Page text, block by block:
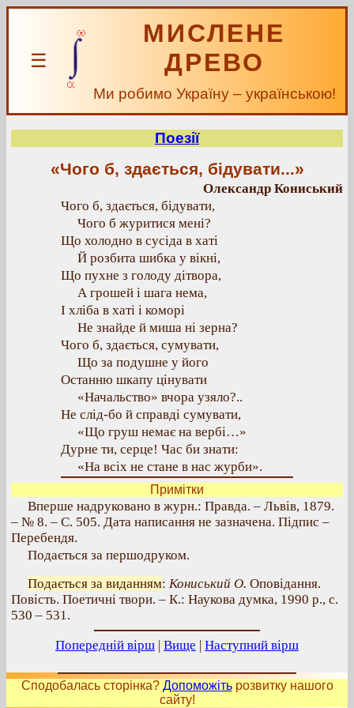
☰
МИСЛЕНЕ
ДРЕВО
Ми робимо Україну – українською!
Поезії
«Чого б, здається, бідувати...»
Олександр Кониський
Чого б, здається, бідувати,
Чого б журитися мені?
Що холодно в сусіда в хаті
Й розбита шибка у вікні,
Що пухне з голоду дітвора,
А грошей і шага нема,
І хліба в хаті і коморі
Не знайде й миша ні зерна?
Чого б, здається, сумувати,
Що за подушне у його
Останню шкапу цінувати
«Начальство» вчора узяло?..
Не слід-бо й справді сумувати,
«Що груш немає на вербі…»
Дурне ти, серце! Час би знати:
«На всіх не стане в нас журби».
Примітки
Вперше надруковано в журн.: Правда. – Львів, 1879.
– № 8. – С. 505. Дата написання не зазначена. Підпис –
Перебендя.
Подається за першодруком.
Подається за виданням: Кониський О. Оповідання.
Повість. Поетичні твори. – К.: Наукова думка, 1990 р., с.
530 – 531.
Попередній вірш | Вище | Наступний вірш
Сподобалась сторінка? Допоможітьрозвитку нашого
сайту!